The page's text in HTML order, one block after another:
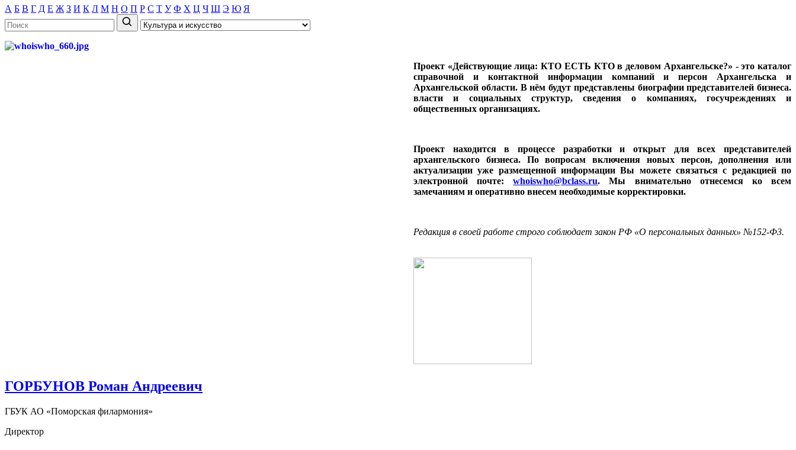
А Б В Г Д Е Ж З И К Л М Н О П Р С Т У Ф Х Ц Ч Ш Э Ю Я
Проект «Действующие лица: КТО ЕСТЬ КТО в деловом Архангельске?» - это каталог
справочной и контактной информации компаний и персон Архангельска и
Архангельской области. В нём будут представлены биографии представителей бизнеса.
власти и социальных структур, сведения о компаниях, госучреждениях и
общественных организациях.
Проект находится в процессе разработки и открыт для всех представителей
архангельского бизнеса. По вопросам включения новых персон, дополнения или
актуализации уже размещенной информации Вы можете связаться с редакцией по
электронной почте:whoiswho@bclass.ru. Мы внимательно отнесемся ко всем
замечаниям и оперативно внесем необходимые корректировки.
Редакция в своей работе строго соблюдает закон РФ «О персональных данных» №152-Ф3.
ГОРБУНОВ Роман Андреевич
ГБУК АО «Поморская филармония»
Директор